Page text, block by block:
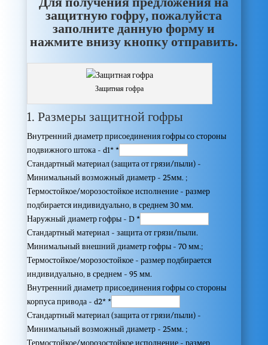
защитную гофру, пожалуйста
заполните данную форму и
нажмите внизу кнопку отправить.
Защитная гофра
1. Размеры защитной гофры
Внутренний диаметр присоединения гофры со стороны
подвижного штока - d1* *
Стандартный материал (защита от грязи/пыли) -
Минимальный возможный диаметр - 25мм. ;
Термостойкое/морозостойкое исполнение - размер
подбирается индивидуально, в среднем 30 мм.
Наружный диаметр гофры - D *
Стандартный материал - защита от грязи/пыли.
Минимальный внешний диаметр гофры - 70 мм.;
Термостойкое/морозостойкое - размер подбирается
индивидуально, в среднем - 95 мм.
Внутренний диаметр присоединения гофры со стороны
корпуса привода - d2* *
Стандартный материал (защита от грязи/пыли) -
Минимальный возможный диаметр - 25мм. ;
Термостойкое/морозостойкое исполнение - размер